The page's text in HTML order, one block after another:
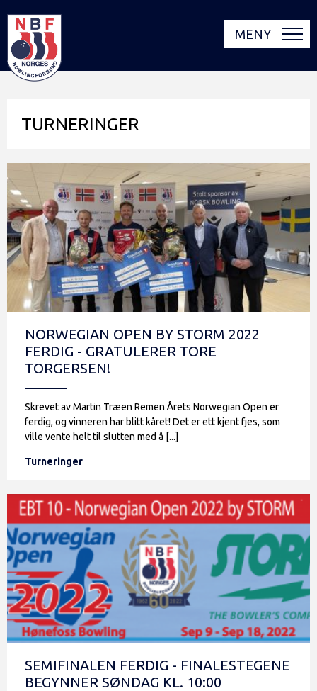
MENY
TURNERINGER
Turneringer
NORWEGIAN OPEN BY STORM 2022
FERDIG - GRATULERER TORE
TORGERSEN!
Skrevet av Martin Træen Remen Årets Norwegian Open er
ferdig, og vinneren har blitt kåret! Det er ett kjent fjes, som
ville vente helt til slutten med å [...]
SEMIFINALEN FERDIG - FINALESTEGENE
BEGYNNER SØNDAG KL. 10:00